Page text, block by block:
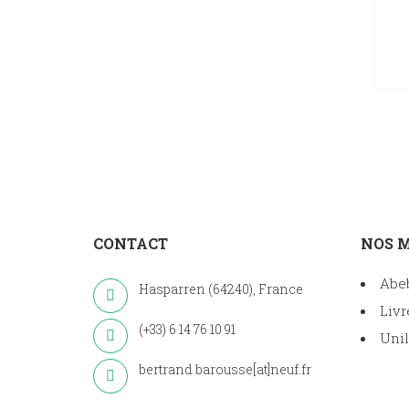
CONTACT
Hasparren (64240), France
(+33) 6 14 76 10 91
bertrand.barousse[at]neuf.fr
NOS